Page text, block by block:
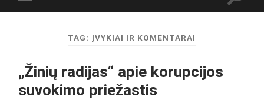
Toggle
mobile
TAG: ĮVYKIAI IR KOMENTARAI
„Žinių radijas“ apie korupcijos
suvokimo priežastis